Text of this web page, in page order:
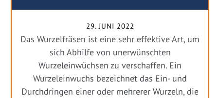
29. JUNI 2022
Das Wurzelfräsen ist eine sehr effektive Art, um
sich Abhilfe von unerwünschten
Wurzeleinwüchsen zu verschaffen. Ein
Wurzeleinwuchs bezeichnet das Ein- und
Durchdringen einer oder mehrerer Wurzeln, die